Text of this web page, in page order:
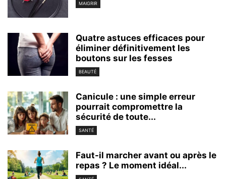
MAIGRIR
Quatre astuces efficaces pour
éliminer définitivement les
boutons sur les fesses
BEAUTÉ
Canicule : une simple erreur
pourrait compromettre la
sécurité de toute...
SANTÉ
Faut-il marcher avant ou après le
repas ? Le moment idéal...